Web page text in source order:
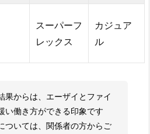
スーパーフ
レックス
カジュア
ル
果からは、エーザイとファイ
い働き方ができる印象です
ついては、関係者の方からご